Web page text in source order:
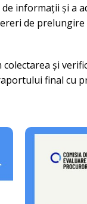
informații și a
de
și
final cu